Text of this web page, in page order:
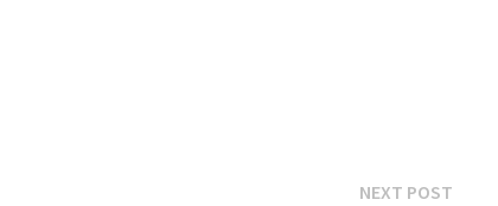
NEXT POSTNext